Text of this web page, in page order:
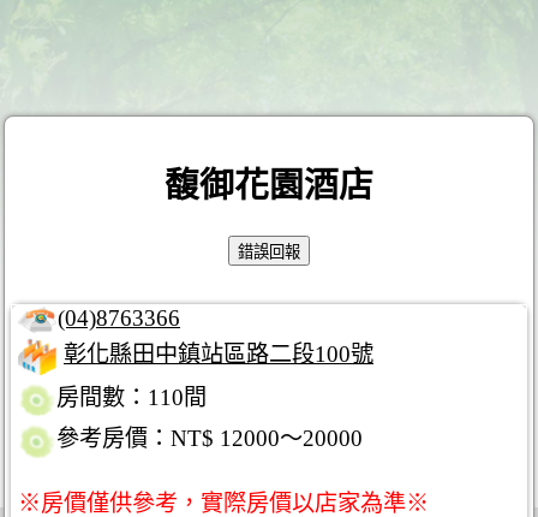
馥御花園酒店
(04)8763366
彰化縣田中鎮站區路二段100號
房間數：110間
參考房價：NT$ 12000～20000
※房價僅供參考，實際房價以店家為準※